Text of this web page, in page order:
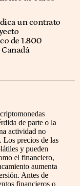
un contrato
de 1.800
de parte o la
actividad no
Los precios de las
y pueden
el financiero,
aumenta
Antes de
financieros o